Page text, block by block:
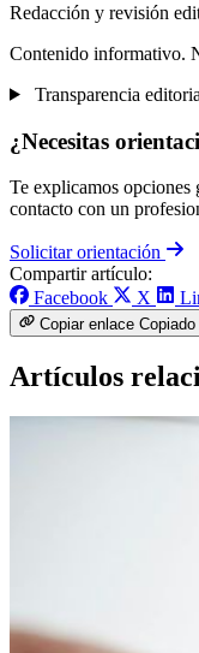
Redacción y revisión
Contenido informativo.
Transparencia
¿Necesitas
Te explicamos opciones
contacto con un
Solicitar orientación
Compartir artículo:
Facebook
X
Copiar enlace Copiado
Artículos